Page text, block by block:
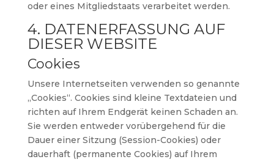
oder eines Mitgliedstaats verarbeitet werden.
4. DATENERFASSUNG AUF
DIESER WEBSITE
Cookies
Unsere Internetseiten verwenden so genannte
„Cookies“. Cookies sind kleine Textdateien und
richten auf Ihrem Endgerät keinen Schaden an.
Sie werden entweder vorübergehend für die
Dauer einer Sitzung (Session-Cookies) oder
dauerhaft (permanente Cookies) auf Ihrem